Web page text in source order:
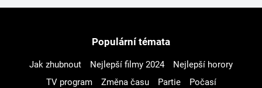
Populární témata
Jak zhubnout Nejlepší filmy 2024
Nejlepší horory
TV program
Změna času Partie
Počasí